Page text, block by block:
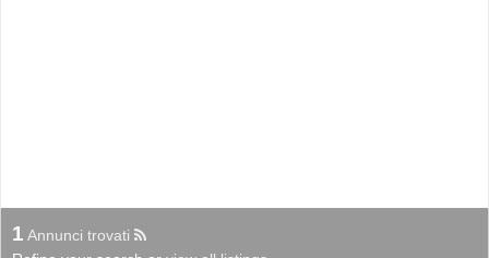
1 Annunci trovati